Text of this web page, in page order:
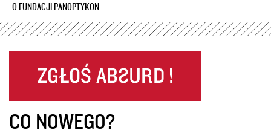
O FUNDACJI PANOPTYKON
CO NOWEGO?